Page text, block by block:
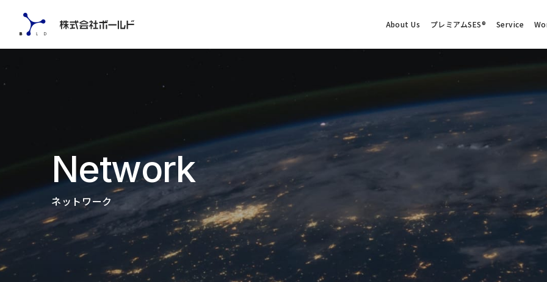
About Us プレミアムSES® Service
Network
ネットワーク